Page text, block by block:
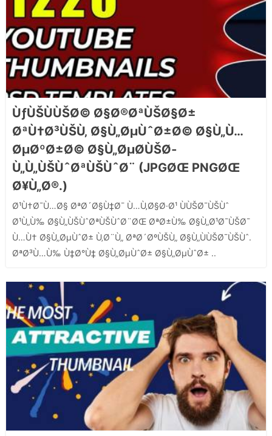
ÙƒÙŠÙÙŠØ© Ø§Ø®ØªÙŠØ§Ø±
ØªÙ†Ø³ÙŠÙ‚ Ø§Ù„ØµÙˆØ±Ø© Ø§Ù„Ù…
ØµØºØ±Ø© Ø§Ù„ØµØ­ÙŠØ­
Ù„Ù„ÙŠÙˆØªÙŠÙˆØ¨ (JPGØŒ PNGØŒ
Ø¥Ù„Ø®.)
Ø¹Ù†Ø¯Ù…Ø§ ØªØ´Ø§Ù‡Ø¯ Ù…Ù‚Ø§Ø·Ø¹ ÙÙŠØ¯ÙŠÙˆ
Ø¹Ù„Ù‰ Ø§Ù„ÙŠÙˆØªÙŠÙˆØ¨ØŒ ØªØ±Ù‰ Ø§Ù„Ø¹Ø¯ÙŠØ¯
Ù…Ù† Ø§Ù„ØµÙˆØ± Ù‚Ø¨Ù„ ØªØ´ØºÙŠÙ„ Ø§Ù„ÙÙŠØ¯ÙŠÙˆ.
ØªØ³Ù…Ù‰ Ù‡Ø°Ù‡ Ø§Ù„ØµÙˆØ± Ø§Ù„ØµÙˆØ± ..